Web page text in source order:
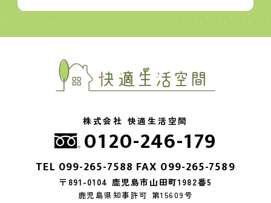
株式会社 快適生活空間
0120-246-179
TEL 099-265-7588 FAX 099-265-7589
〒891-0104 鹿児島市山田町1982番5
鹿児島県知事許可 第15609号